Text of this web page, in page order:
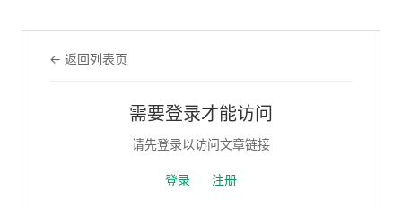
← 返回列表页
需要登录才能访问
请先登录以访问文章链接
登录 注册